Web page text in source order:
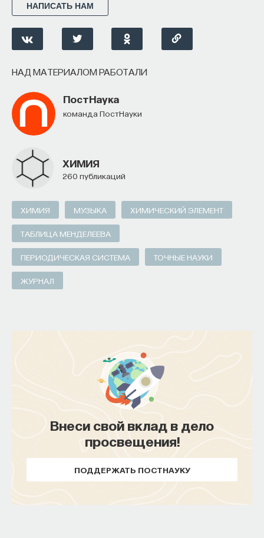
НАПИСАТЬ НАМ
НАД МАТЕРИАЛОМ РАБОТАЛИ
ПостНаука
команда ПостНауки
ХИМИЯ
260 публикаций
ХИМИЯ МУЗЫКА ХИМИЧЕСКИЙ ЭЛЕМЕНТ
ТАБЛИЦА МЕНДЕЛЕЕВА
ПЕРИОДИЧЕСКАЯ СИСТЕМА ТОЧНЫЕ НАУКИ
ЖУРНАЛ
Внеси свой вклад в дело
просвещения!
ПОДДЕРЖАТЬ ПОСТНАУКУ